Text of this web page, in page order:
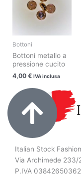
Bottoni
Bottoni metallo a
pressione cucito
4,00 € IVA inclusa
Le
opzioni
possono
essere
scelte
nella
pagina
prodotto
Italian Stock Fashion
Via Archimede 233/
P.IVA 03842650362